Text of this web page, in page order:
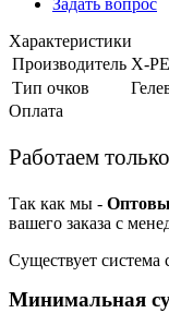
Характеристики
Производитель X-
Тип очков
Оплата
Работаем
Так как мы -
вашего заказа с
Существует система
Минимальная